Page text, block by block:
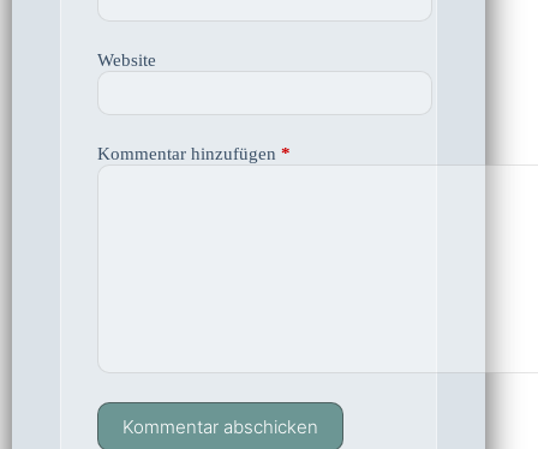
Website
Kommentar hinzufügen *
Kommentar abschicken